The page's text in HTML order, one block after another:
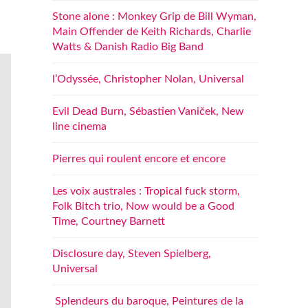
Stone alone : Monkey Grip de Bill Wyman,
Main Offender de Keith Richards, Charlie
Watts & Danish Radio Big Band
l’Odyssée, Christopher Nolan, Universal
Evil Dead Burn, Sébastien Vaniček, New
line cinema
Pierres qui roulent encore et encore
Les voix australes : Tropical fuck storm,
Folk Bitch trio, Now would be a Good
Time, Courtney Barnett
Disclosure day, Steven Spielberg,
Universal
Splendeurs du baroque, Peintures de la